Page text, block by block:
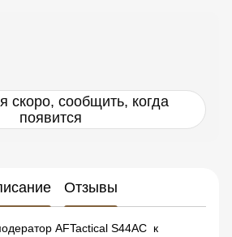
скоро, сообщить, когда
появится
Отзывы
AFTactical S44AС к